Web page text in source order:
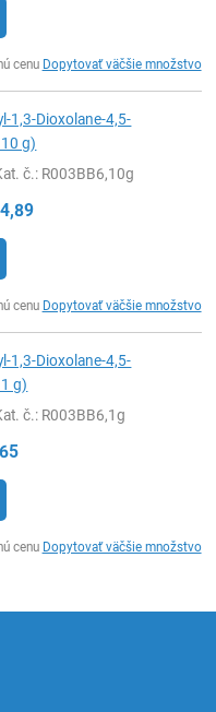
cenu Dopytovať väčšie množstvo
1,3-Dioxolane-4,5-
g)
č.: R003BB6,10g
cenu Dopytovať väčšie množstvo
1,3-Dioxolane-4,5-
g)
č.: R003BB6,1g
cenu Dopytovať väčšie množstvo